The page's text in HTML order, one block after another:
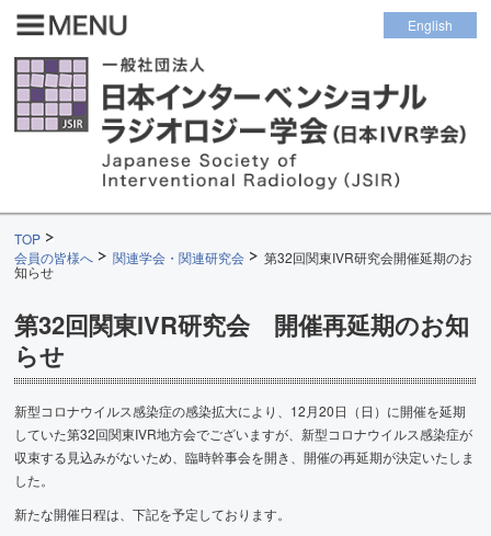
English
TOP
会員の皆様へ
関連学会・関連研究会 第32回関東IVR研究会開催延期のお
知らせ
第32回関東IVR研究会 開催再延期のお知
らせ
新型コロナウイルス感染症の感染拡大により、12月20日（日）に開催を延期
していた第32回関東IVR地方会でございますが、新型コロナウイルス感染症が
収束する見込みがないため、臨時幹事会を開き、開催の再延期が決定いたしま
した。
新たな開催日程は、下記を予定しております。